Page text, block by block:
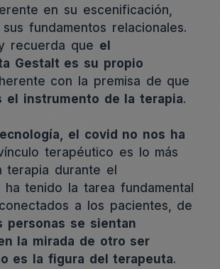
en su escenificación,
fundamentos relacionales.
recuerda que el
Gestalt es su propio
con la premisa de que
el instrumento de la terapia.
el covid no nos ha
terapéutico es lo más
terapia durante el
ha tenido la tarea fundamental
a los pacientes, de
personas se sientan
la mirada de otro ser
es la figura del terapeuta.